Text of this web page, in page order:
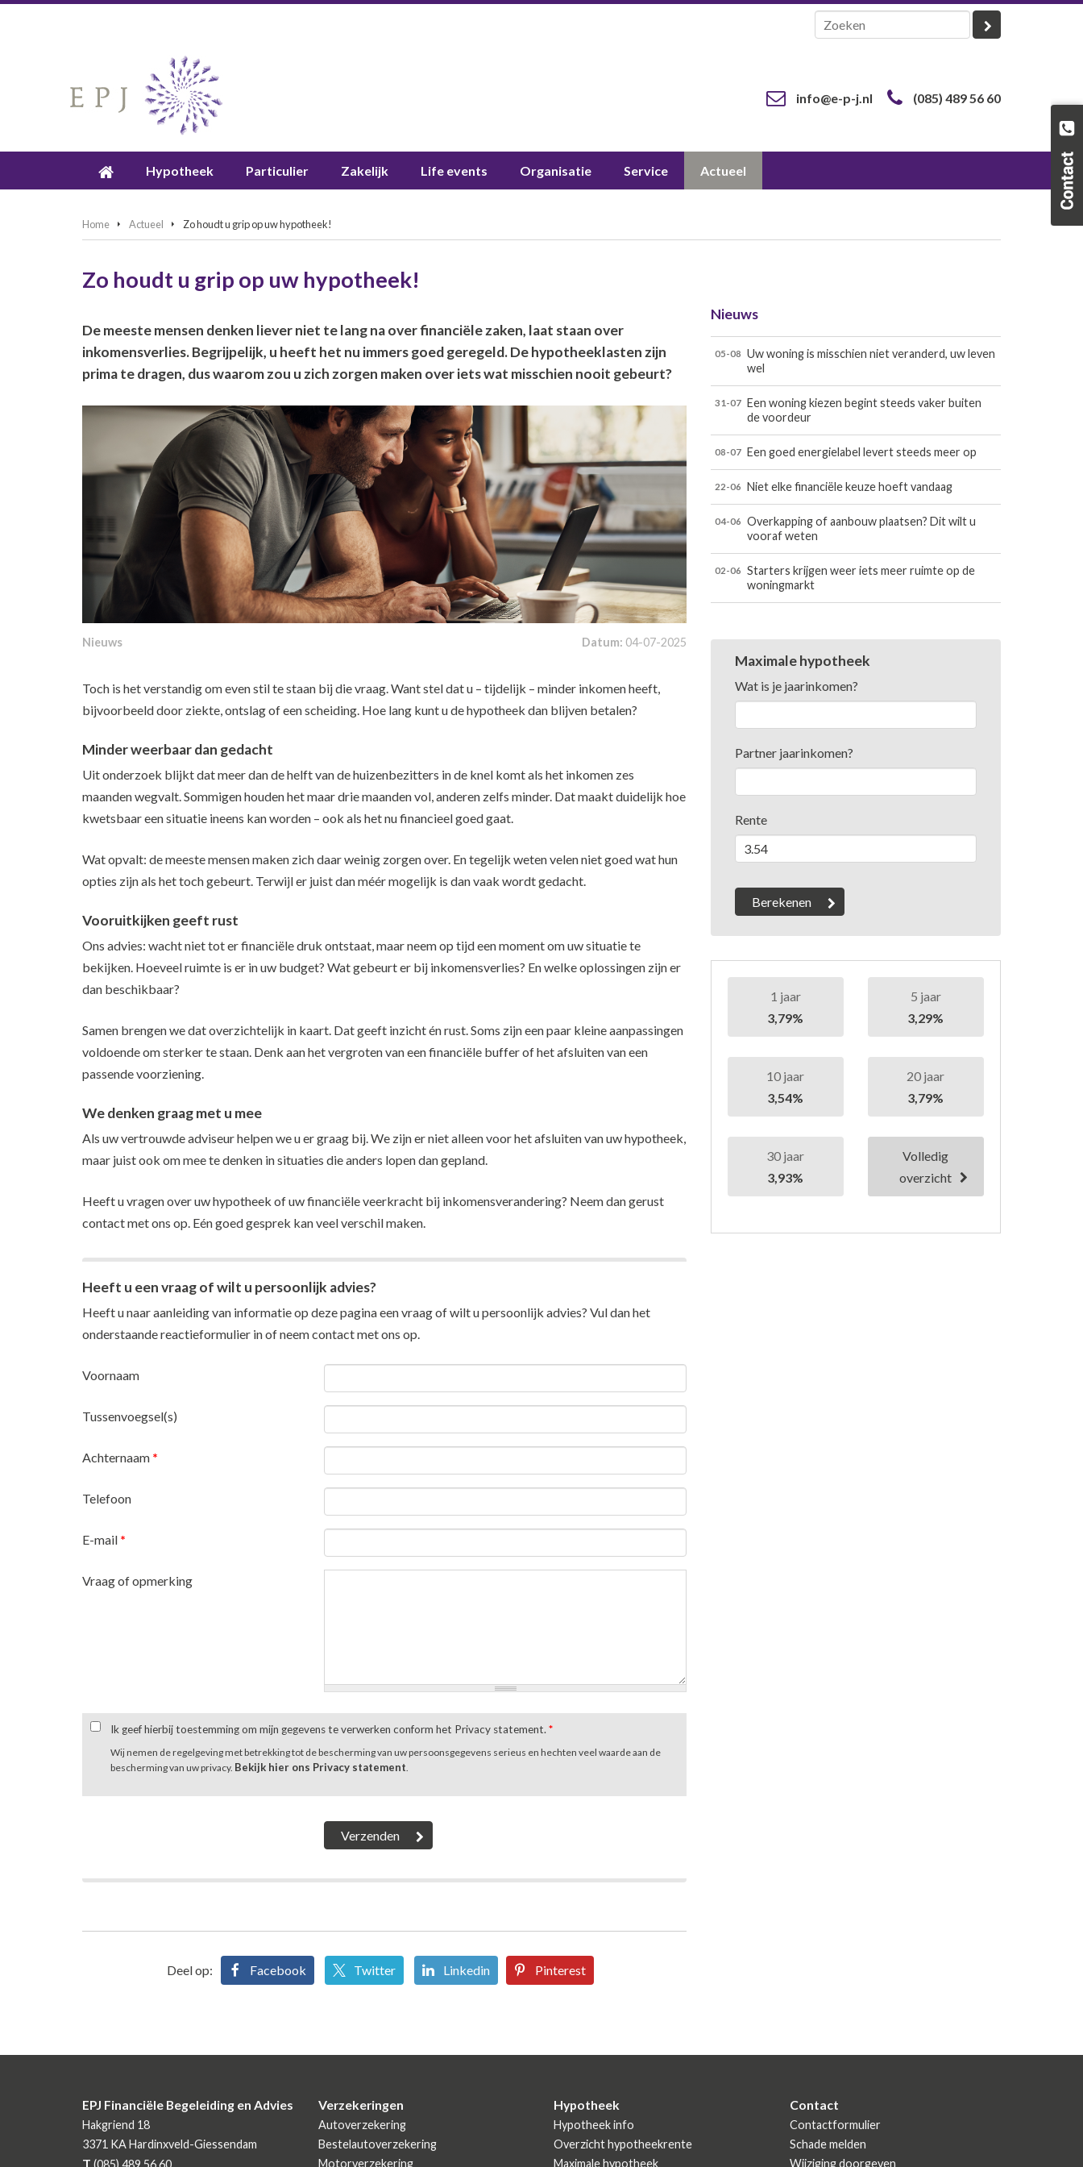
info@e-p-j.nl (085) 489 56 60
Hypotheek Particulier Zakelijk Life events Organisatie Service Actueel
Home Actueel Zo houdt u grip op uw hypotheek!
Zo houdt u grip op uw hypotheek!
De meeste mensen denken liever niet te lang na over financiële zaken, laat staan over
inkomensverlies. Begrijpelijk, u heeft het nu immers goed geregeld. De hypotheeklasten zijn
prima te dragen, dus waarom zou u zich zorgen maken over iets wat misschien nooit gebeurt?
Nieuws Datum: 04-07-2025
Toch is het verstandig om even stil te staan bij die vraag. Want stel dat u – tijdelijk – minder inkomen heeft,
bijvoorbeeld door ziekte, ontslag of een scheiding. Hoe lang kunt u de hypotheek dan blijven betalen?
Minder weerbaar dan gedacht
Uit onderzoek blijkt dat meer dan de helft van de huizenbezitters in de knel komt als het inkomen zes
maanden wegvalt. Sommigen houden het maar drie maanden vol, anderen zelfs minder. Dat maakt duidelijk hoe
kwetsbaar een situatie ineens kan worden – ook als het nu financieel goed gaat.
Wat opvalt: de meeste mensen maken zich daar weinig zorgen over. En tegelijk weten velen niet goed wat hun
opties zijn als het toch gebeurt. Terwijl er juist dan méér mogelijk is dan vaak wordt gedacht.
Vooruitkijken geeft rust
Ons advies: wacht niet tot er financiële druk ontstaat, maar neem op tijd een moment om uw situatie te
bekijken. Hoeveel ruimte is er in uw budget? Wat gebeurt er bij inkomensverlies? En welke oplossingen zijn er
dan beschikbaar?
Samen brengen we dat overzichtelijk in kaart. Dat geeft inzicht én rust. Soms zijn een paar kleine aanpassingen
voldoende om sterker te staan. Denk aan het vergroten van een financiële buffer of het afsluiten van een
passende voorziening.
We denken graag met u mee
Als uw vertrouwde adviseur helpen we u er graag bij. We zijn er niet alleen voor het afsluiten van uw hypotheek,
maar juist ook om mee te denken in situaties die anders lopen dan gepland.
Heeft u vragen over uw hypotheek of uw financiële veerkracht bij inkomensverandering? Neem dan gerust
contact met ons op. Eén goed gesprek kan veel verschil maken.
Heeft u een vraag of wilt u persoonlijk advies?
Heeft u naar aanleiding van informatie op deze pagina een vraag of wilt u persoonlijk advies? Vul dan het
onderstaande reactieformulier in of neemcontactmet ons op.
Voornaam
Tussenvoegsel(s)
Achternaam *
Telefoon
E-mail *
Vraag of opmerking
Ik geef hierbij toestemming om mijn gegevens te verwerken conform het Privacy statement. *
Wij nemen de regelgeving met betrekking tot de bescherming van uw persoonsgegevens serieus en hechten veel waarde aan de
bescherming van uw privacy. Bekijk hier ons Privacy statement
Deel op: Facebook Twitter Linkedin Pinterest
Nieuws
05-08
Uw woning is misschien niet veranderd, uw leven
wel
31-07 Een woning kiezen begint steeds vaker buiten
de voordeur
08-07 Een goed energielabel levert steeds meer op
22-06 Niet elke financiële keuze hoeft vandaag
04-06
Overkapping of aanbouw plaatsen? Dit wilt u
vooraf weten
02-06
Starters krijgen weer iets meer ruimte op de
woningmarkt
Maximale hypotheek
Wat is je jaarinkomen?
Partner jaarinkomen?
Rente
1 jaar
3,79%
5 jaar
3,29%
10 jaar
3,54%
20 jaar
3,79%
30 jaar
3,93%
Volledig
overzicht
EPJ Financiële Begeleiding en Advies
Hakgriend 18
3371 KAHardinxveld-Giessendam
T (085) 489 56 60
Verzekeringen
Autoverzekering
Bestelautoverzekering
Motorverzekering
Hypotheek
Hypotheek info
Overzicht hypotheekrente
Maximale hypotheek
Contact
Contactformulier
Schade melden
Wijziging doorgeven